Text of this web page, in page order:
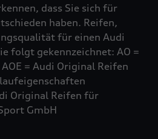
dass Sie sich für
haben. Reifen,
für einen Audi
folgt gekennzeichnet: AO =
= Audi Original Reifen
Original Reifen für
GmbH